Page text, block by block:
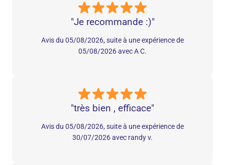
"Je recommande :)"
Avis du 05/08/2026, suite à une expérience de
05/08/2026 avec A C.
"très bien , efficace"
Avis du 05/08/2026, suite à une expérience de
30/07/2026 avec randy v.